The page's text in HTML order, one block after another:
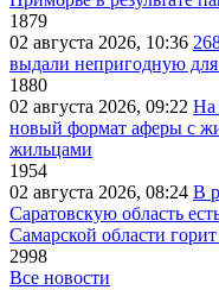
1879
02 августа 2026, 10:36
выдали непригодную для
1880
02 августа 2026, 09:22 На
новый формат аферы с
жильцами
1954
02 августа 2026, 08:24 В
Саратовскую область
Самарской области
2998
Все новости